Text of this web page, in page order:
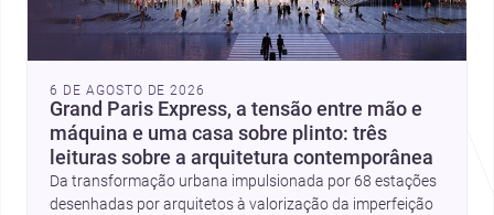
6 DE AGOSTO DE 2026
Grand Paris Express, a tensão entre mão e
máquina e uma casa sobre plinto: três
leituras sobre a arquitetura contemporânea
Da transformação urbana impulsionada por 68 estações
desenhadas por arquitetos à valorização da imperfeição